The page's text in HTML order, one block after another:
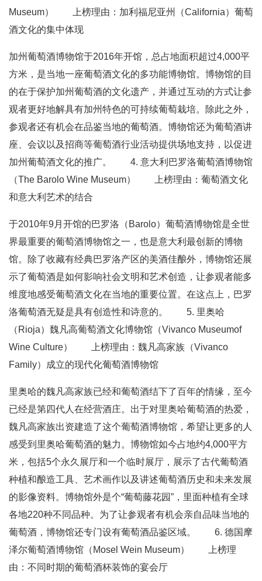
Museum） 上榜理由：加利福尼亚州（California）葡萄
酒文化的集中体现
加州葡萄酒博物馆于2016年开馆，总占地面积超过4,000平
方米，是当地一座葡萄酒文化的多功能博物馆。博物馆的目
的在于保护加州葡萄酒的文化遗产，并通过互动的方式让参
观者更好地解具有加州特色的可持续葡萄栽培。除此之外，
参观者还有机会在品鉴当地的葡萄酒。博物馆还为葡萄酒讲
座、会议以及招商等葡萄酒行业活动提供场地支持，以促进
加州葡萄酒文化的推广。 4. 意大利巴罗洛葡萄酒博物馆
（The Barolo Wine Museum） 上榜理由：葡萄酒文化
和意大利艺术的结合
于2010年9月开馆的巴罗洛（Barolo）葡萄酒博物馆是全世
界最重要的葡萄酒博物馆之一，也是意大利最创新的博物
馆。除了收藏有经典巴罗洛产区的美酒佳酿外，博物馆还展
示了葡萄酒是如何影响社会文明和艺术创造，让参观者能多
维度地感受葡萄酒文化在当地的重要位置。在这点上，巴罗
洛葡萄酒无疑是具有创造性和诗意的。 5. 里奥哈
（Rioja）魏凡高葡萄酒文化博物馆（Vivanco Museumof
Wine Culture） 上榜理由：魏凡高家族（Vivanco
Family）成立的现代化葡萄酒博物馆
里奥哈的魏凡高家族已经和葡萄酒结下了百年的情缘，至今
已经是第四代人在经营酒庄。出于对里奥哈葡萄酒的热爱，
魏凡高家族出资建造了这个葡萄酒博物馆，希望让更多的人
感受到里奥哈葡萄酒的魅力。博物馆如今占地约4,000平方
米，包括5个永久展厅和一个临时展厅，展示了古代葡萄酒
种植和酿造工具、艺术画作以及讲述葡萄酒历史和未来发展
的影像资料。博物馆外是个“葡萄藤花园”，里面种植有全球
各地220种不同品种。为了让参观者有机会亲自品味当地的
葡萄酒，博物馆还专门设有葡萄酒品鉴区域。 6. 德国摩
泽尔葡萄酒博物馆（Mosel Wein Museum） 上榜理
由：不同时期的葡萄酒杯装饰的宴会厅